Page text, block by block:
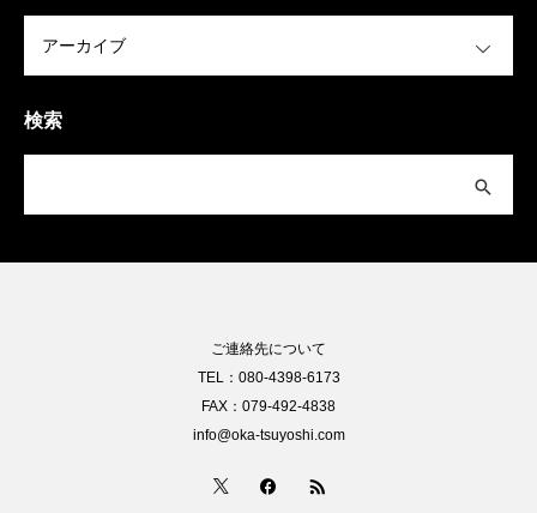
検索
ご連絡先について
TEL：080-4398-6173
FAX：079-492-4838
info@oka-tsuyoshi.com